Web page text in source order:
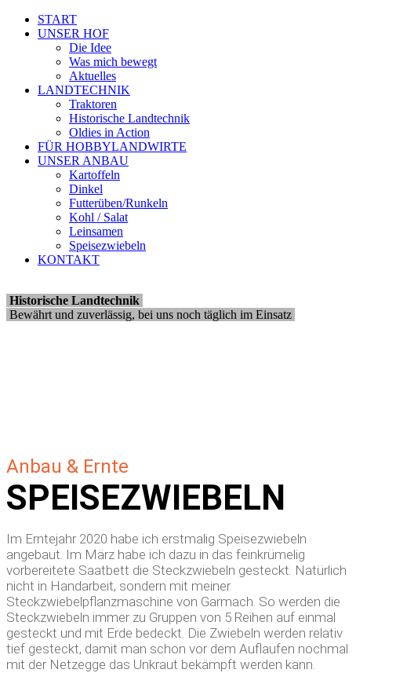
START
UNSER HOF
Die Idee
Was mich bewegt
Aktuelles
LANDTECHNIK
Traktoren
Historische Landtechnik
Oldies in Action
FÜR HOBBYLANDWIRTE
UNSER ANBAU
Kartoffeln
Dinkel
Futterüben/Runkeln
Kohl / Salat
Leinsamen
Speisezwiebeln
KONTAKT
Historische Landtechnik
Bewährt und zuverlässig, bei uns noch täglich im Einsatz
Anbau & Ernte
SPEISE­ZWIEBELN
Im Erntejahr 2020 habe ich erstmalig Speisezwiebeln
angebaut. Im März habe ich dazu in das feinkrümelig
vorbereitete Saatbett die Steckzwiebeln gesteckt. Natürlich
nicht in Handarbeit, sondern mit meiner
Steckzwiebelpflanzmaschine von Garmach. So werden die
Steckzwiebeln immer zu Gruppen von 5 Reihen auf einmal
gesteckt und mit Erde bedeckt. Die Zwiebeln werden relativ
tief gesteckt, damit man schon vor dem Auflaufen nochmal
mit der Netzegge das Unkraut bekämpft werden kann.